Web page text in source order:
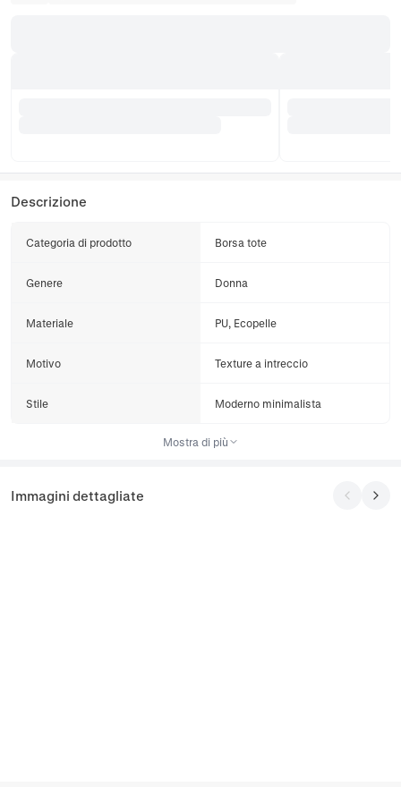
Descrizione
Categoria di prodotto Borsa tote
Genere Donna
Materiale PU, Ecopelle
Motivo Texture a intreccio
Stile Moderno minimalista
Mostra di più
Immagini dettagliate